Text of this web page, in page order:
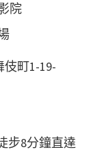
院
町1-19-
步8分鐘直達